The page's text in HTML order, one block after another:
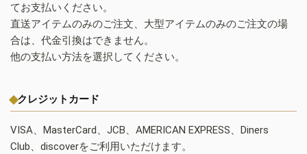
てお支払いください。
直送アイテムのみのご注文、大型アイテムのみのご注文の場
合は、代金引換はできません。
他の支払い方法を選択してください。
クレジットカード
VISA、MasterCard、JCB、AMERICAN EXPRESS、Diners
Club、discoverをご利用いただけます。